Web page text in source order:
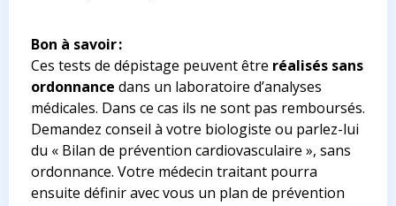
Bon à savoir :
Ces tests de dépistage peuvent être réalisés sans
ordonnance dans un laboratoire d’analyses
médicales. Dans ce cas ils ne sont pas remboursés.
Demandez conseil à votre biologiste ou parlez-lui
du « Bilan de prévention cardiovasculaire », sans
ordonnance. Votre médecin traitant pourra
ensuite définir avec vous un plan de prévention